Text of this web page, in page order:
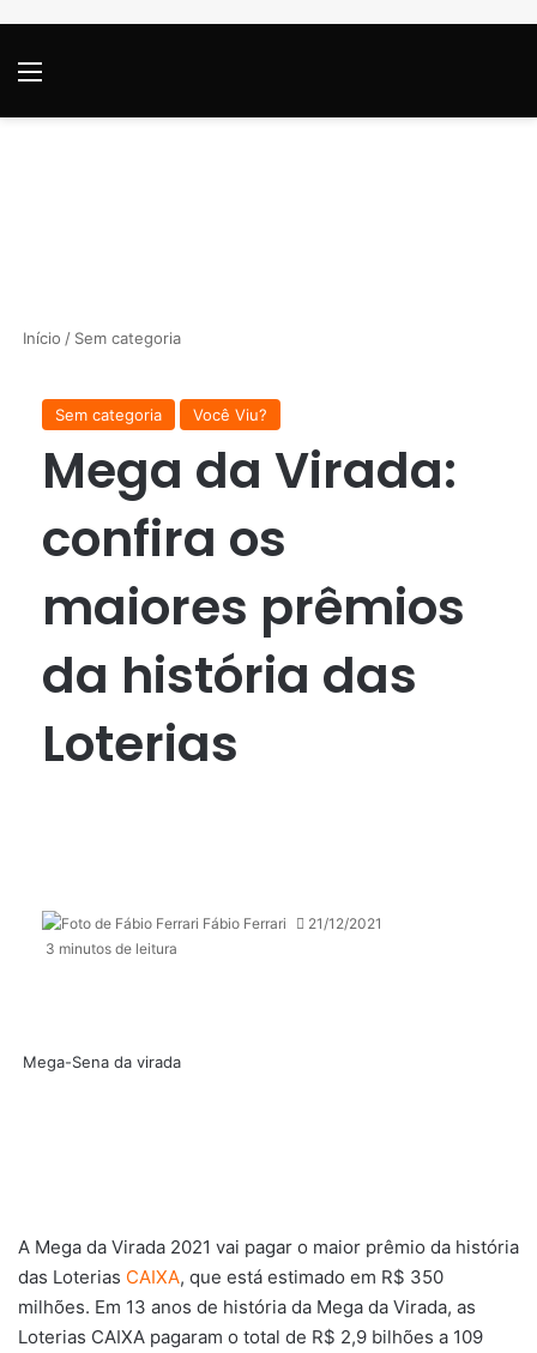
Início / Sem categoria
Sem categoria Você Viu?
Mega da Virada:
confira os
maiores prêmios
da história das
Loterias
Fábio Ferrari
21/12/2021
3 minutos de leitura
Mega-Sena da virada
A Mega da Virada 2021 vai pagar o maior prêmio da história
das Loterias CAIXA, que está estimado em R$ 350
milhões. Em 13 anos de história da Mega da Virada, as
Loterias CAIXA pagaram o total de R$ 2,9 bilhões a 109